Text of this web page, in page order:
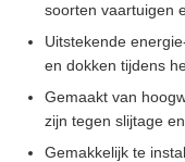
soorten vaartuigen
Uitstekende
en dokken tijdens
Gemaakt van
zijn tegen slijtage
Gemakkelijk te